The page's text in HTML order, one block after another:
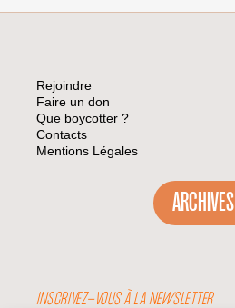
Rejoindre
Faire un don
Que boycotter ?
Contacts
Mentions Légales
ARCHIVES
INSCRIVEZ-VOUS À LA NEWSLETTER